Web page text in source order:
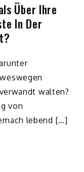
Über Ihre
In Der
walten?
von
lebend […]